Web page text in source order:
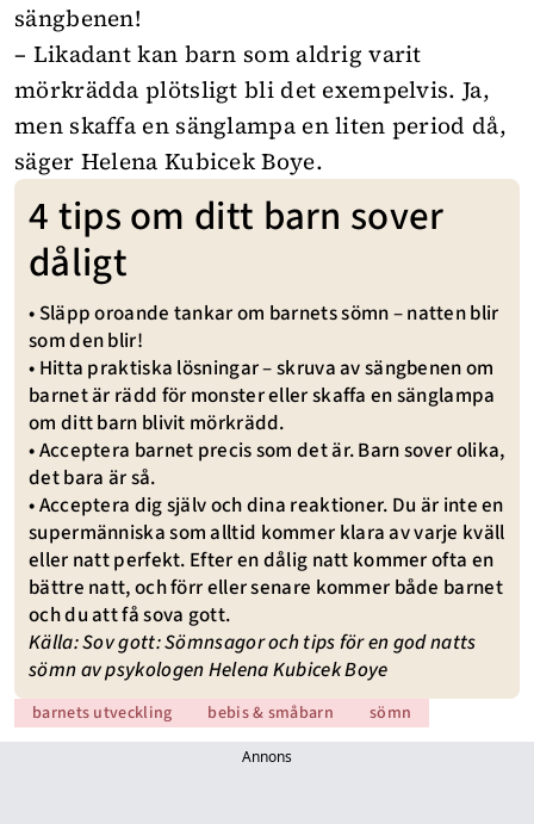
sängbenen!
– Likadant kan barn som aldrig varit
mörkrädda plötsligt bli det exempelvis. Ja,
men skaffa en sänglampa en liten period då,
säger Helena Kubicek Boye.
4 tips om ditt barn sover
dåligt
• Släpp oroande tankar om bar­nets sömn – natten blir
som den blir!
• Hitta praktiska lösningar – skruva av sängbenen om
barnet är rädd för monster eller skaffa en sänglampa
om ditt barn blivit mörkrädd.
• Acceptera barnet precis som det är. Barn sover olika,
det bara är så.
• Acceptera dig själv och dina re­aktioner. Du är inte en
supermän­niska som alltid kommer klara av varje kväll
eller natt perfekt. Efter en dålig natt kommer ofta en
bättre natt, och förr eller senare kommer både barnet
och du att få sova gott.
Källa: Sov gott: Sömnsagor och tips för en god natts
sömn av psykologen Helena Kubicek Boye
barnets utveckling bebis & småbarn sömn
Annons